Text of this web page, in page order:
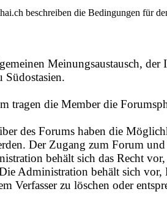
beschreiben die Bedingungen für
Meinungsaustausch,
Südostasien.
tragen die Member die
des Forums haben die
Der Zugang zum Forum
behält sich das Recht
Administration behält sich
Verfasser zu löschen oder